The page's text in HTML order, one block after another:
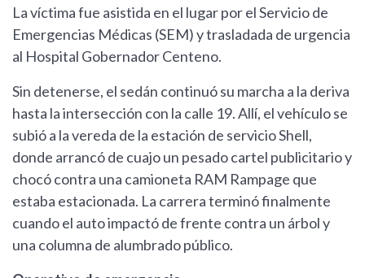
La víctima fue asistida en el lugar por el Servicio de
Emergencias Médicas (SEM) y trasladada de urgencia
al Hospital Gobernador Centeno.
Sin detenerse, el sedán continuó su marcha a la deriva
hasta la intersección con la calle 19. Allí, el vehículo se
subió a la vereda de la estación de servicio Shell,
donde arrancó de cuajo un pesado cartel publicitario y
chocó contra una camioneta RAM Rampage que
estaba estacionada. La carrera terminó finalmente
cuando el auto impactó de frente contra un árbol y
una columna de alumbrado público.